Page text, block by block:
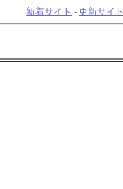
新着サイト -更新サイト